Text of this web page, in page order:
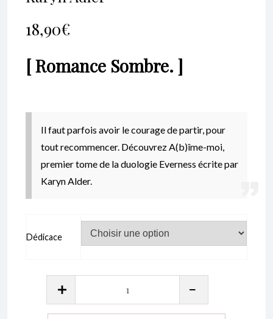
18,90€
[ Romance Sombre. ]
Il faut parfois avoir le courage de partir, pour
tout recommencer. Découvrez A(b)îme-moi,
premier tome de la duologie Everness écrite par
Karyn Alder.
Dédicace
A(b)îme-